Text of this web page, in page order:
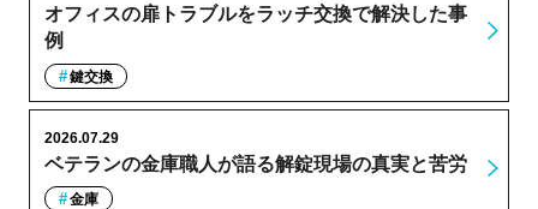
オフィスの扉トラブルをラッチ交換で解決した事
例
鍵交換
ベテランの金庫職人が語る解錠現場の真実と苦労
2026.07.29
金庫